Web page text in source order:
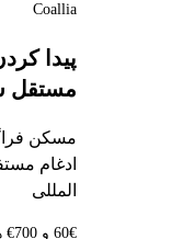
پیدا
مستقل
مسکن
ادغام
المللی
Coallia
60€ و 700€ هر ماه بین